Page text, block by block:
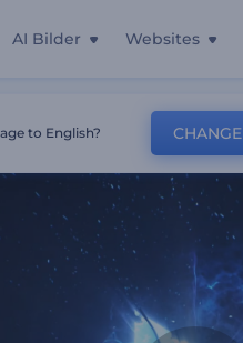
AI Bilder Websites
to English? CHANGE